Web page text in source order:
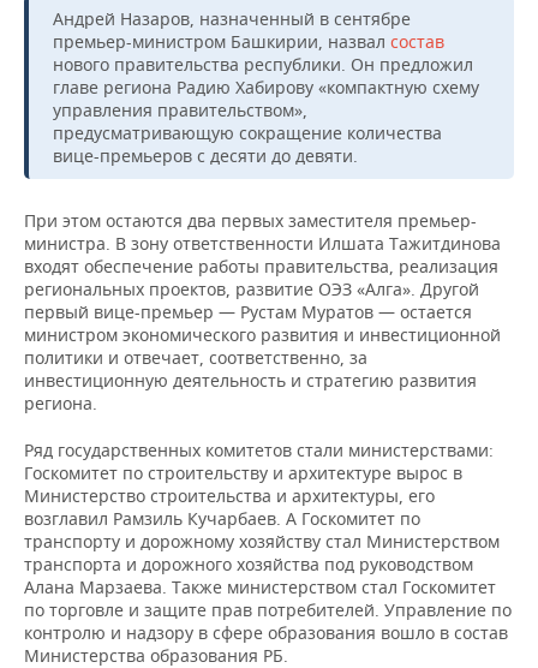
ФИГУРНОЕ КАТАНИЕ
ВОДНЫЕ ВИДЫ СПОРТА
ХОККЕЙ С МЯЧОМ
МЕДИЦИНА
ОБРАЗОВАНИЕ
ПРОИСШЕСТВИЯ
Андрей Назаров, назначенный в сентябре
премьер-министром Башкирии, назвал состав
нового правительства республики. Он предложил
главе региона Радию Хабирову «компактную схему
управления правительством»,
предусматривающую сокращение количества
вице-премьеров с десяти до девяти.
При этом остаются два первых заместителя премьер-
министра. В зону ответственности Илшата Тажитдинова
входят обеспечение работы правительства, реализация
региональных проектов, развитие ОЭЗ «Алга». Другой
первый вице-премьер — Рустам Муратов — остается
министром экономического развития и инвестиционной
политики и отвечает, соответственно, за
инвестиционную деятельность и стратегию развития
региона.
Ряд государственных комитетов стали министерствами:
Госкомитет по строительству и архитектуре вырос в
Министерство строительства и архитектуры, его
возглавил Рамзиль Кучарбаев. А Госкомитет по
транспорту и дорожному хозяйству стал Министерством
транспорта и дорожного хозяйства под руководством
Алана Марзаева. Также министерством стал Госкомитет
по торговле и защите прав потребителей. Управление по
контролю и надзору в сфере образования вошло в состав
Министерства образования РБ.